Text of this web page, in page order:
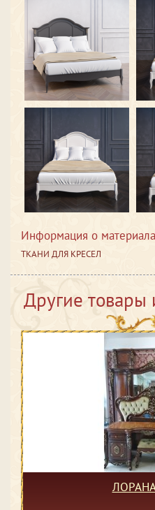
Информация о
ТКАНИ ДЛЯ КРЕСЕЛ
Другие товары
ЛОРАНА